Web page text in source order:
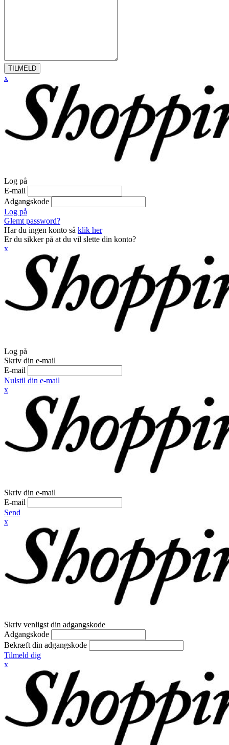
TILMELD
x
Log på
E-mail
Adgangskode
Log på
Glemt password?
Har du ingen konto så klik her
Er du sikker på at du vil slette din konto?
x
Log på
Skriv din e-mail
E-mail
Nulstil din e-mail
x
Skriv din e-mail
E-mail
Send
x
Skriv venligst din adgangskode
Adgangskode
Bekræft din adgangskode
Tilmeld dig
x